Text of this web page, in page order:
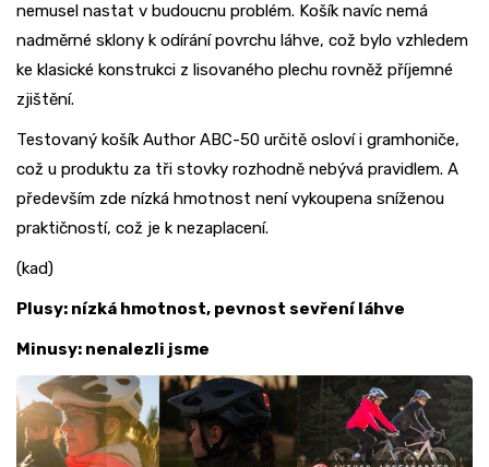
nemusel nastat v budoucnu problém. Košík navíc nemá
nadměrné sklony k odírání povrchu láhve, což bylo vzhledem
ke klasické konstrukci z lisovaného plechu rovněž příjemné
zjištění.
Testovaný košík Author ABC-50 určitě osloví i gramhoniče,
což u produktu za tři stovky rozhodně nebývá pravidlem. A
především zde nízká hmotnost není vykoupena sníženou
praktičností, což je k nezaplacení.
(kad)
Plusy: nízká hmotnost, pevnost sevření láhve
Minusy: nenalezli jsme